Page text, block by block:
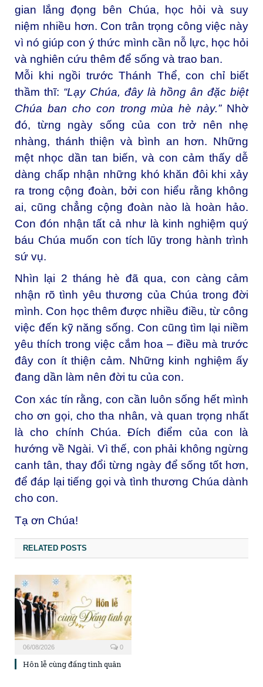
gian lắng đọng bên Chúa, học hỏi và suy
niệm nhiều hơn. Con trân trọng công việc này
vì nó giúp con ý thức mình cần nỗ lực, học hỏi
và nghiên cứu thêm để sống và trao ban.
Mỗi khi ngồi trước Thánh Thể, con chỉ biết
thầm thĩ: “Lạy Chúa, đây là hồng ân đặc biệt
Chúa ban cho con trong mùa hè này.”Nhờ
đó, từng ngày sống của con trở nên nhẹ
nhàng, thánh thiện và bình an hơn. Những
mệt nhọc dần tan biến, và con cảm thấy dễ
dàng chấp nhận những khó khăn đôi khi xảy
ra trong cộng đoàn, bởi con hiểu rằng không
ai, cũng chẳng cộng đoàn nào là hoàn hảo.
Con đón nhận tất cả như là kinh nghiệm quý
báu Chúa muốn con tích lũy trong hành trình
sứ vụ.
Nhìn lại 2 tháng hè đã qua, con càng cảm
nhận rõ tình yêu thương của Chúa trong đời
mình. Con học thêm được nhiều điều, từ công
việc đến kỹ năng sống. Con cũng tìm lại niềm
yêu thích trong việc cắm hoa – điều mà trước
đây con ít thiện cảm. Những kinh nghiệm ấy
đang dần làm nên đời tu của con.
Con xác tín rằng, con cần luôn sống hết mình
cho ơn gọi, cho tha nhân, và quan trọng nhất
là cho chính Chúa. Đích điểm của con là
hướng về Ngài. Vì thế, con phải không ngừng
canh tân, thay đổi từng ngày để sống tốt hơn,
để đáp lại tiếng gọi và tình thương Chúa dành
cho con.
Tạ ơn Chúa!
RELATED POSTS
06/08/2026 0
Hôn lễ cùng đấng tình quân